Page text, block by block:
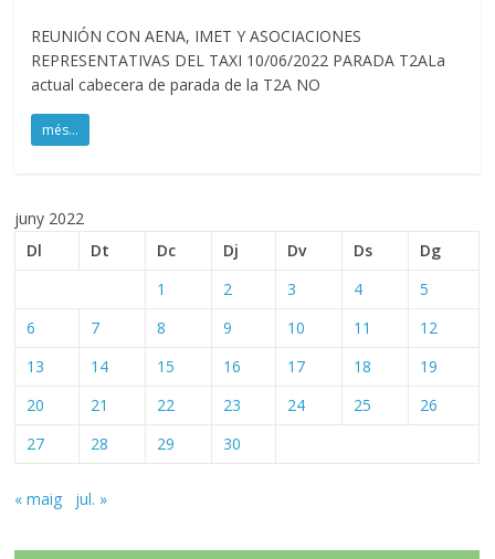
REUNIÓN CON AENA, IMET Y ASOCIACIONES
REPRESENTATIVAS DEL TAXI 10/06/2022 PARADA T2ALa
actual cabecera de parada de la T2A NO
més...
juny 2022
Dl
Dt Dc Dj Dv Ds
Dg
1
2 3 4
5
6
7 8 9 10 11
12
13
14 15 16 17 18
19
20
21 22 23 24 25
26
27
28 29 30
« maig jul. »